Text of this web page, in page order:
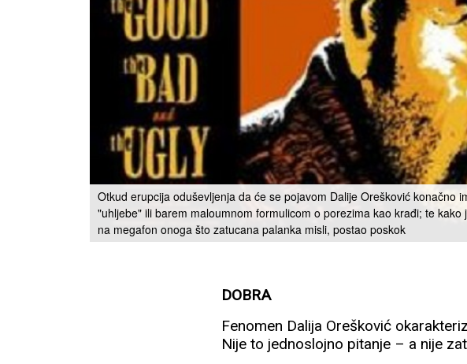
Otkud erupcija oduševljenja da će se pojavom Dalije Orešković
"uhljebe" ili barem maloumnom formulicom o porezima kao krađi; te
na megafon onoga što zatucana palanka misli, postao poskok
DOBRA
Fenomen Dalija Orešković
Nije to jednoslojno pitanje – a nije